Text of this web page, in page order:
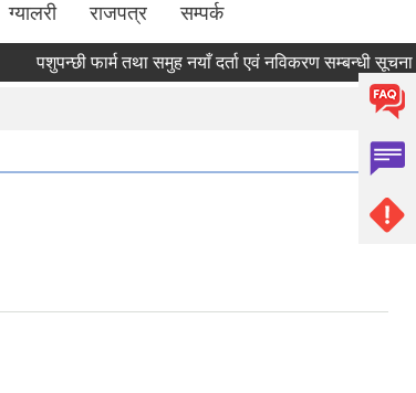
ग्यालरी राजपत्र सम्पर्क
पशुपन्छी फार्म तथा समुह नयाँ दर्ता एवं नविकरण सम्बन्धी सूचना |